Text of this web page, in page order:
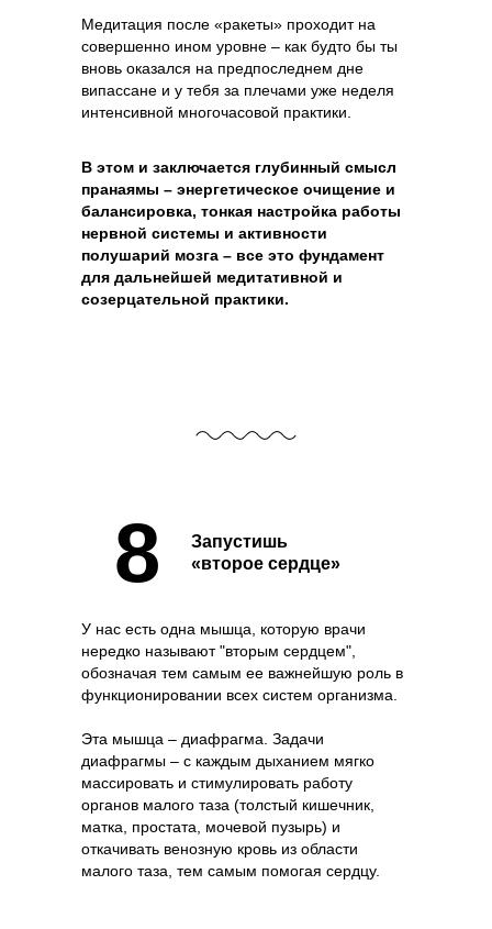
В этом и заключается глубинный смысл
пранаямы – энергетическое очищение и
балансировка, тонкая настройка работы
нервной системы и активности
полушарий мозга – все это фундамент
для дальнейшей медитативной и
созерцательной практики.
Медитация после «ракеты» проходит на
совершенно ином уровне – как будто бы ты
вновь оказался на предпоследнем дне
випассане и у тебя за плечами уже неделя
интенсивной многочасовой практики.
У нас есть одна мышца, которую врачи
нередко называют "вторым сердцем",
обозначая тем самым ее важнейшую роль в
функционировании всех систем организма.
Эта мышца – диафрагма. Задачи
диафрагмы – с каждым дыханием мягко
массировать и стимулировать работу
органов малого таза (толстый кишечник,
матка, простата, мочевой пузырь) и
откачивать венозную кровь из области
малого таза, тем самым помогая сердцу.
Запустишь
«второе сердце»
8